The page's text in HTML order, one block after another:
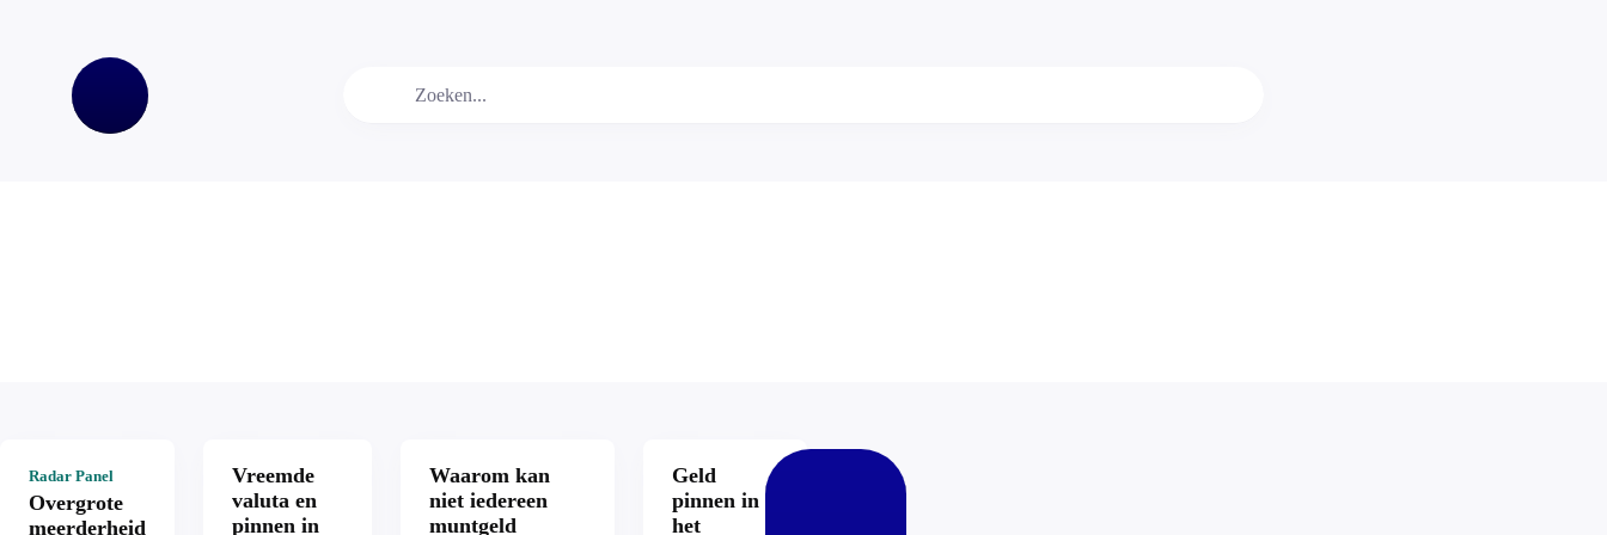
Radar Panel
Overgrote
meerderheid
Vreemde
valuta en
pinnen in
Waarom kan
niet iedereen
muntgeld
Geld
pinnen in
het